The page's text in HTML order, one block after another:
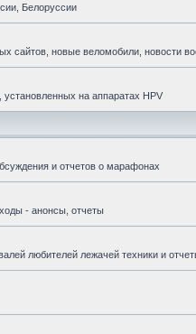
Белоруссии
сайтов, новые веломобили, новости
на аппаратах HPV
и отчетов о марафонах
- анонсы, отчеты
любителей лежачей техники и